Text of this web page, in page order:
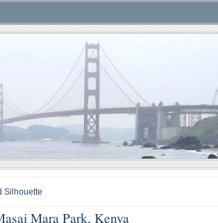
Silhouette
Mara Park, Kenya